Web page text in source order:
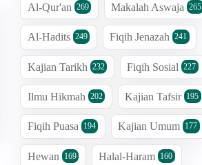
Al-Qur'an 269 Makalah Aswaja 265
Al-Hadits 249 Fiqih Jenazah 241
Kajian Tarikh 232 Fiqih Sosial 227
Ilmu Hikmah 202 Kajian Tafsir 195
Fiqih Puasa 194 Kajian Umum 177
Hewan 169 Halal-Haram 160